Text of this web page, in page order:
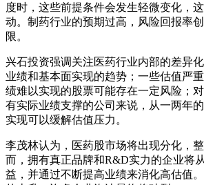
度时，这些前提条件会发生轻微变化，
动。制药行业的预期过高，风险回报率
限。
兴石投资强调关注医药行业内部的差异
业绩和基本面实现的趋势；一些估值严
绩难以实现的股票可能存在一定风险；
有实际业绩支撑的公司来说，从一两年
实现可以缓解估值压力。
李茂林认为，医药股市场将出现分化，
而，拥有真正品牌和R&D实力的企业将
益，并通过不断提高业绩来消化高估值